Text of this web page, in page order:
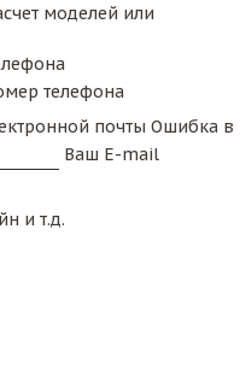
моделей или
телефона
почты Ошибка в
Ваш E-mail
и т.д.